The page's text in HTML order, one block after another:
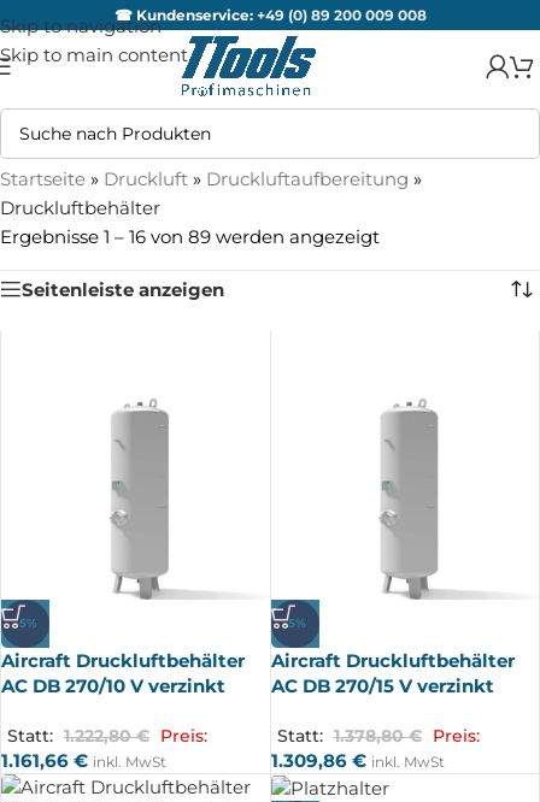
Skip to navigation
Skip to main content
☎ Kundenservice: +49 (0) 89 200 009 008
Startseite » Druckluft » Druckluftaufbereitung »
Druckluftbehälter
Ergebnisse 1 – 16 von 89 werden angezeigt
Seitenleiste anzeigen
-5%
Aircraft Druckluftbehälter
AC DB 270/10 V verzinkt
Statt: 1.222,80€ Preis:
1.161,66 € inkl. MwSt
-5%
Aircraft Druckluftbehälter
AC DB 270/15 V verzinkt
Statt: 1.378,80€ Preis:
1.309,86 € inkl. MwSt